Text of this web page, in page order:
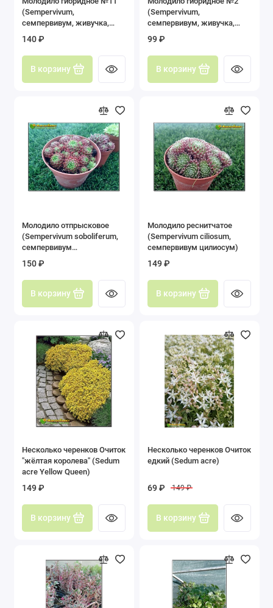
(Sempervivum,
семпервивум, живучка,
140 ₽
В корзину
(Sempervivum,
семпервивум, живучка,
99 ₽
В корзину
Молодило отпрысковое
(Sempervivum soboliferum,
семпервивум
150 ₽
В корзину
Молодило реснитчатое
(Sempervivum ciliosum,
семпервивум цилиосум)
149 ₽
В корзину
Несколько черенков Очиток
"жёлтая королева" (Sedum
acre Yellow Queen)
149 ₽
В корзину
Несколько черенков Очиток
едкий (Sedum acre)
69 ₽ 149 ₽
В корзину